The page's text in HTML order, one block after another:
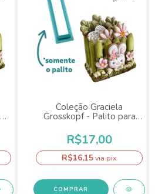
Coleção Graciela
Grosskopf - Palito para
R$17,00
R$16,15via pix